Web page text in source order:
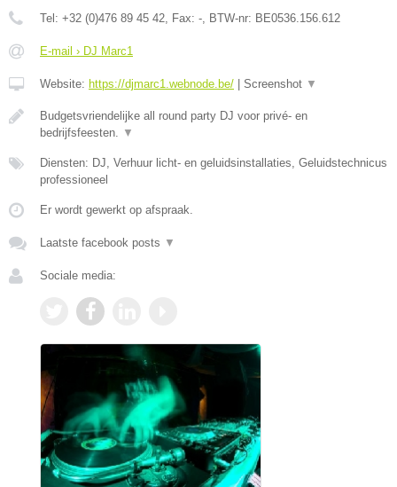
Tel: +32 (0)476 89 45 42, Fax: -, BTW-nr: BE0536.156.612
E-mail › DJ Marc1
Website: https://djmarc1.webnode.be/ Screenshot ▼
Budgetsvriendelijke all round party DJ voor privé- en
bedrijfsfeesten. ▼
Diensten: DJ, Verhuur licht- en geluidsinstallaties, Geluidstechnicus
professioneel
Er wordt gewerkt op afspraak.
Laatste facebook posts ▼
Sociale media: